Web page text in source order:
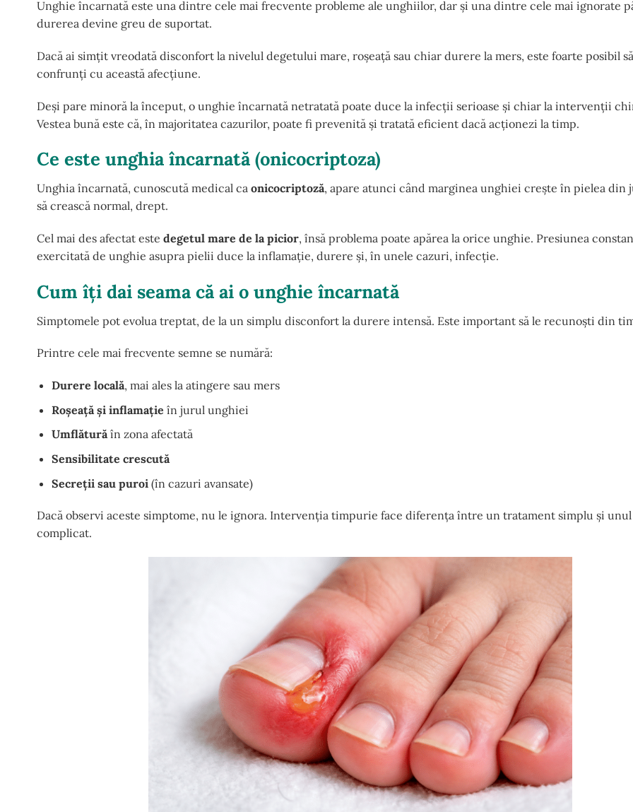
Unghie încarnată este una dintre cele mai frecvente probleme ale unghiilor, dar și una dintre cele mai ignorate
durerea devine greu de suportat.
Dacă ai simțit vreodată disconfort la nivelul degetului mare, roșeață sau chiar durere la mers, este foarte posibil
confrunți cu această afecțiune.
Deși pare minoră la început, o unghie încarnată netratată poate duce la infecții serioase și chiar la intervenții
Vestea bună este că, în majoritatea cazurilor, poate fi prevenită și tratată eficient dacă acționezi la timp.
Ce este unghia încarnată (onicocriptoza)
Unghia încarnată, cunoscută medical ca onicocriptoză, apare atunci când marginea unghiei crește în pielea din
să crească normal, drept.
Cel mai des afectat este degetul mare de la picior, însă problema poate apărea la orice unghie. Presiunea
exercitată de unghie asupra pielii duce la inflamație, durere și, în unele cazuri, infecție.
Cum îți dai seama că ai o unghie încarnată
Simptomele pot evolua treptat, de la un simplu disconfort la durere intensă. Este important să le recunoști din
Printre cele mai frecvente semne se numără:
Durere locală, mai ales la atingere sau mers
Roșeață și inflamație în jurul unghiei
Umflăturăîn zona afectată
Sensibilitate crescută
Secreții sau puroi(în cazuri avansate)
Dacă observi aceste simptome, nu le ignora. Intervenția timpurie face diferența între un tratament simplu și unul
complicat.